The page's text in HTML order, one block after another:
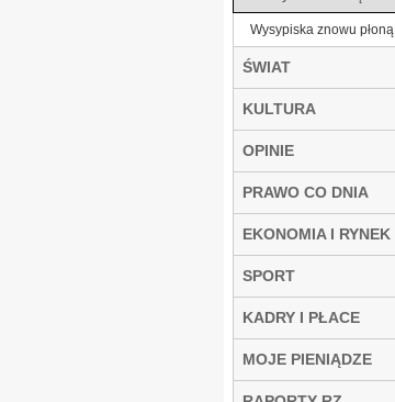
Wysypiska znowu płoną
ŚWIAT
KULTURA
OPINIE
PRAWO CO DNIA
EKONOMIA I RYNEK
SPORT
KADRY I PŁACE
MOJE PIENIĄDZE